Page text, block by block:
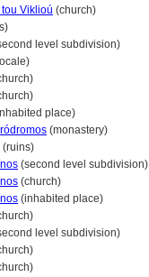
Viklioú (church)
level subdivision)
place)
(monastery)
(ruins)
(second level subdivision)
(church)
(inhabited place)
level subdivision)